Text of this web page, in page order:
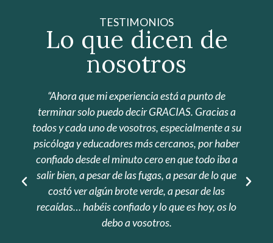
TESTIMONIOS
Lo que dicen de
nosotros
Hay tantas cosas que agradecer… Sabed que
nunca os olvidaré y, si en algún momento puedo
ayudaros en algo, aquí estoy para lo que sea
menester. En definitiva, mi recomendación no es
de 5, es de 500. Un besito enorme a todos y cada
uno de vosotros.”
Una madre de un menor del Centro Residencial La
Fuente